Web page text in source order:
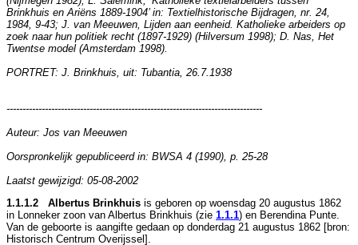
Brinkhuis en Ariëns 1889-1904’ in: Textielhistorische Bijdragen, nr. 24,
1984, 9-43; J. van Meeuwen, Lijden aan eenheid. Katholieke arbeiders op
zoek naar hun politiek recht (1897-1929) (Hilversum 1998); D. Nas, Het
Twentse model (Amsterdam 1998).
PORTRET: J. Brinkhuis, uit: Tubantia, 26.7.1938
--------------------------------------------------------------------------------
Auteur: Jos van Meeuwen
Oorspronkelijk gepubliceerd in: BWSA 4 (1990), p. 25-28
Laatst gewijzigd: 05-08-2002
1.1.1.2 Albertus Brinkhuis is geboren op woensdag 20 augustus 1862
in
Lonnekerzoon van Albertus Brinkhuis (zie 1.1.1) en Berendina Punte.
Van de geboorte is aangifte gedaan op donderdag 21 augustus 1862 [bron:
Historisch Centrum Overijssel ].